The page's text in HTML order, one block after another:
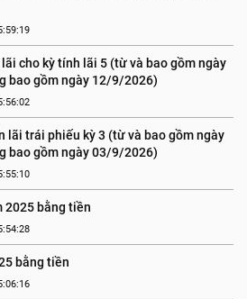
cho kỳ tính lãi 5 (từ và bao gồm ngày
bao gồm ngày 12/9/2026)
lãi trái phiếu kỳ 3 (từ và bao gồm ngày
bao gồm ngày 03/9/2026)
2025 bằng tiền
bằng tiền